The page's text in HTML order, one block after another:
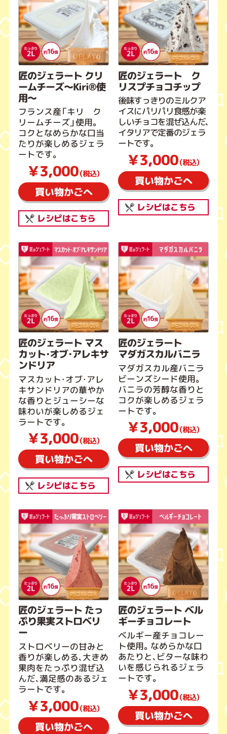
匠のジェラート クリ
ームチーズ～Kiri®使
用～
フランス産「キリ ク
リームチーズ」使用。
コクとなめらかな口当
たりが楽しめるジェラ
ートです。
￥3,000（税込）
買い物かごへ
レシピはこちら
匠のジェラート ク
リスプチョコチップ
後味すっきりのミルクア
イスにパリパリ食感が楽
しいチョコを混ぜ込んだ、
イタリアで定番のジェラ
ートです。
￥3,000（税込）
買い物かごへ
レシピはこちら
匠のジェラート マス
カット・オブ・アレキサ
ンドリア
マスカット・オブ・アレ
キサンドリアの華やか
な香りとジューシーな
味わいが楽しめるジェ
ラートです。
￥3,000（税込）
買い物かごへ
レシピはこちら
匠のジェラート
マダガスカルバニラ
マダガスカル産バニラ
ビーンズシード使用。
バニラの芳醇な香りと
コクが楽しめるジェラ
ートです。
￥3,000（税込）
買い物かごへ
レシピはこちら
匠のジェラート たっ
ぷり果実ストロベリ
ー
ストロベリーの甘みと
香りが楽しめる、大きめ
果肉をたっぷり混ぜ込
んだ、満足感のあるジェ
ラートです。
￥3,000（税込）
買い物かごへ
匠のジェラート ベル
ギーチョコレート
ベルギー産チョコレー
ト使用。なめらかな口
あたりと、ビターな味わ
いを感じられるジェラ
ートです。
￥3,000（税込）
買い物かごへ